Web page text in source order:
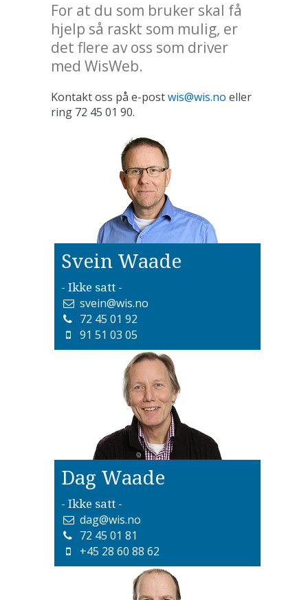
For at du som bruker skal få
hjelp så raskt som mulig, er
det flere av oss som driver
med WisWeb.
Kontakt oss på e-postwis@wis.no eller
ring 72 45 01 90.
Svein Waade
- Ikke satt -
svein@wis.no
72 45 01 92
91 51 03 05
Dag Waade
- Ikke satt -
dag@wis.no
72 45 01 81
+45 28 60 88 62